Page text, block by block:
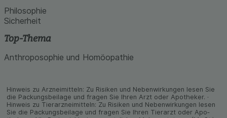
Philosophie
Sicherheit
Top-Thema
Anthroposophie und Homöopathie
Hinweis zu Arzneimitteln: Zu Risiken und Neben­wirkungen lesen Sie
die Packungs­beilage und fragen Sie Ihren Arzt oder Apo­theker. ·
Hinweis zu Tier­arz­nei­mitteln: Zu Risiken und Neben­wirkungen lesen
Sie die Packungs­beilage und fragen Sie Ihren Tier­arzt oder Apo­